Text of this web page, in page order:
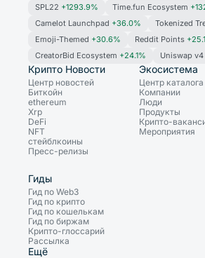
SPL22 +1293.9% Time.fun Ecosystem
Camelot Launchpad +36.0% Tokenized
Emoji-Themed +30.6% Reddit Points
CreatorBid Ecosystem +24.1% Uniswap
Крипто Новости
Центр новостей
Биткойн
ethereum
Xrp
DeFi
NFT
стейблкоины
Пресс-релизы
Экосистема
Центр каталога
Компании
Люди
Продукты
Крипто-
Мероприятия
Гиды
Гид по Web3
Гид по крипто
Гид по кошелькам
Гид по биржам
Крипто-глоссарий
Рассылка
Ещё